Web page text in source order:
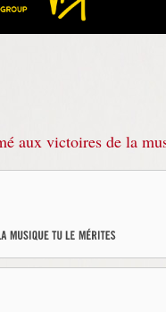
aux victoires de la